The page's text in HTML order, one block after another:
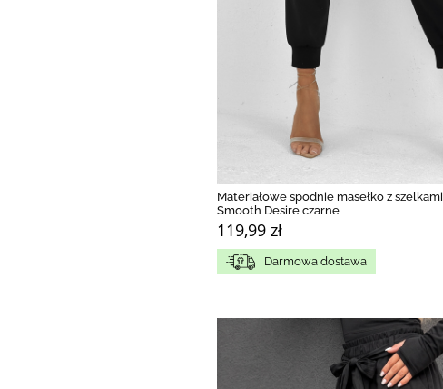
Materiałowe spodnie masełko z szelkami
Smooth Desire czarne
119,99 zł
Darmowa dostawa